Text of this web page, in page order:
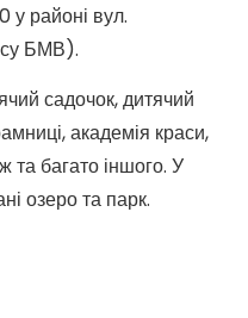
у районі вул.
БМВ).
садочок, дитячий
академія краси,
багато іншого. У
озеро та парк.